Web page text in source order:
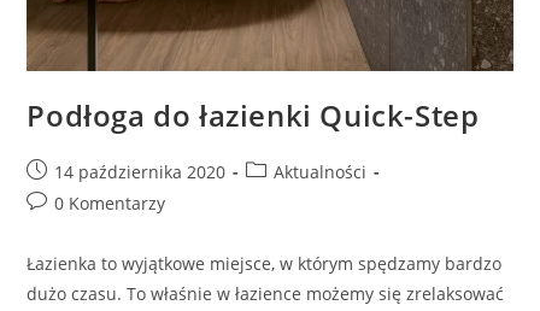
Podłoga do łazienki Quick-Step
Post
published:
14 października 2020
PostAktualności
Post0 Komentarzy
Łazienka to wyjątkowe miejsce, w którym spędzamy bardzo
dużo czasu. To właśnie w łazience możemy się zrelaksować